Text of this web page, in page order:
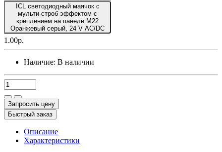
ICL светодиодный маячок с
мульти-строб эффектом с
креплением на панели M22
Оранжевый серый, 24 V AC/DC
1.00р.
Наличие: В наличии
Запросить цену
Быстрый заказ
Описание
Характеристики